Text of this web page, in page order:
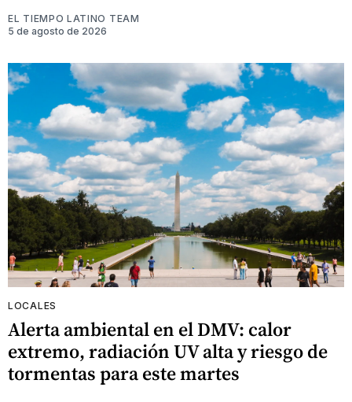
EL TIEMPO LATINO TEAM
5 de agosto de 2026
LOCALES
Alerta ambiental en el DMV: calor
extremo, radiación UV alta y riesgo de
tormentas para este martes